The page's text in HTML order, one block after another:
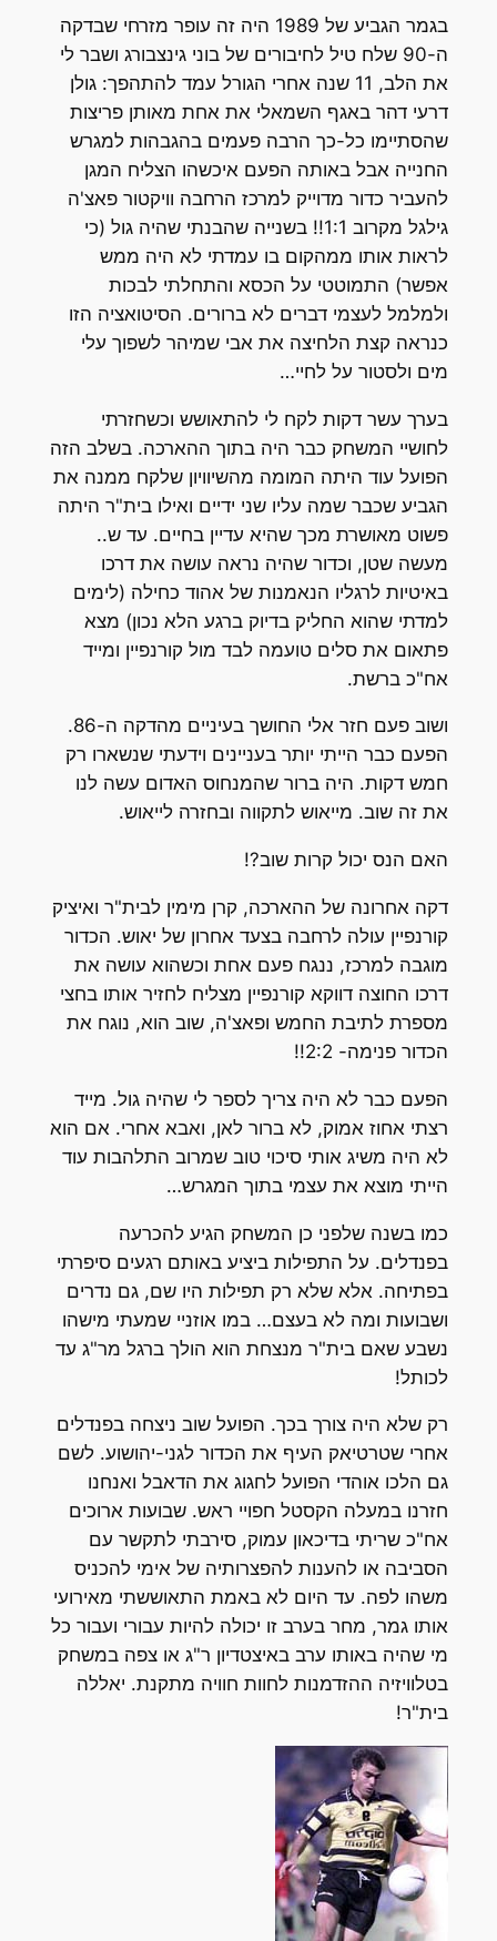
בגמר הגביע של 1989 היה זה עופר מזרחי שבדקה
ה-90 שלח טיל לחיבורים של בוני גינצבורג ושבר לי
את הלב, 11 שנה אחרי הגורל עמד להתהפך: גולן
דרעי דהר באגף השמאלי את אחת מאותן פריצות
שהסתיימו כל-כך הרבה פעמים בהגבהות למגרש
החנייה אבל באותה הפעם איכשהו הצליח המגן
להעביר כדור מדוייק למרכז הרחבה וויקטור פאצ'ה
גילגל מקרוב 1:1!! בשנייה שהבנתי שהיה גול (כי
לראות אותו ממהקום בו עמדתי לא היה ממש
אפשר) התמוטטי על הכסא והתחלתי לבכות
ולמלמל לעצמי דברים לא ברורים. הסיטואציה הזו
כנראה קצת הלחיצה את אבי שמיהר לשפוך עלי
מים ולסטור על לחיי…
בערך עשר דקות לקח לי להתאושש וכשחזרתי
לחושיי המשחק כבר היה בתוך ההארכה. בשלב הזה
הפועל עוד היתה המומה מהשיוויון שלקח ממנה את
הגביע שכבר שמה עליו שני ידיים ואילו בית"ר היתה
פשוט מאושרת מכך שהיא עדיין בחיים. עד ש..
מעשה שטן, וכדור שהיה נראה עושה את דרכו
באיטיות לרגליו הנאמנות של אהוד כחילה (לימים
למדתי שהוא החליק בדיוק ברגע הלא נכון) מצא
פתאום את סלים טועמה לבד מול קורנפיין ומייד
אח"כ ברשת.
ושוב פעם חזר אלי החושך בעיניים מהדקה ה-86.
הפעם כבר הייתי יותר בעניינים וידעתי שנשארו רק
חמש דקות. היה ברור שהמנחוס האדום עשה לנו
את זה שוב. מייאוש לתקווה ובחזרה לייאוש.
האם הנס יכול קרות שוב?!
דקה אחרונה של ההארכה, קרן מימין לבית"ר ואיציק
קורנפיין עולה לרחבה בצעד אחרון של יאוש. הכדור
מוגבה למרכז, ננגח פעם אחת וכשהוא עושה את
דרכו החוצה דווקא קורנפיין מצליח לחזיר אותו בחצי
מספרת לתיבת החמש ופאצ'ה, שוב הוא, נוגח את
הכדור פנימה- 2:2!!
הפעם כבר לא היה צריך לספר לי שהיה גול. מייד
רצתי אחוז אמוק, לא ברור לאן, ואבא אחרי. אם הוא
לא היה משיג אותי סיכוי טוב שמרוב התלהבות עוד
הייתי מוצא את עצמי בתוך המגרש…
כמו בשנה שלפני כן המשחק הגיע להכרעה
בפנדלים. על התפילות ביציע באותם רגעים סיפרתי
בפתיחה. אלא שלא רק תפילות היו שם, גם נדרים
ושבועות ומה לא בעצם… במו אוזניי שמעתי מישהו
נשבע שאם בית"ר מנצחת הוא הולך ברגל מר"ג עד
לכותל!
רק שלא היה צורך בכך. הפועל שוב ניצחה בפנדלים
אחרי שטרטיאק העיף את הכדור לגני-יהושוע. לשם
גם הלכו אוהדי הפועל לחגוג את הדאבל ואנחנו
חזרנו במעלה הקסטל חפויי ראש. שבועות ארוכים
אח"כ שריתי בדיכאון עמוק, סירבתי לתקשר עם
הסביבה או להענות להפצרותיה של אימי להכניס
משהו לפה. עד היום לא באמת התאוששתי מאירועי
אותו גמר, מחר בערב זו יכולה להיות עבורי ועבור כל
מי שהיה באותו ערב באיצטדיון ר"ג או צפה במשחק
בטלוויזיה ההזדמנות לחוות חוויה מתקנת. יאללה
בית"ר!